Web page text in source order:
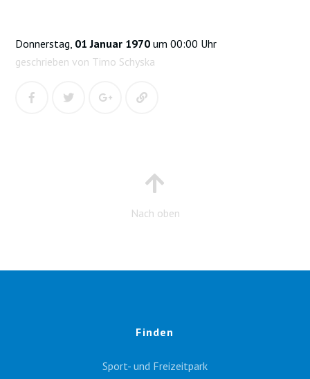
Donnerstag, 01 Januar 1970 um 00:00 Uhr
geschrieben von Timo Schyska
Nach oben
Finden
Sport- und Freizeitpark